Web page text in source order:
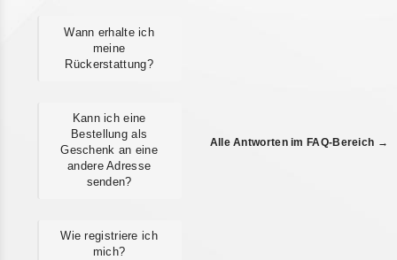
Wann erhalte ich
meine
Rückerstattung?
Kann ich eine
Bestellung als
Geschenk an eine
andere Adresse
senden?
Wie registriere ich
mich?
Alle Antworten im FAQ-Bereich →